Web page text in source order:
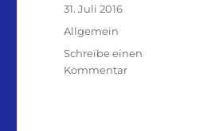
Veröffentlicht
am
31. Juli 2016
Kategorien
Allgemein
Schreibe einen
Kommentarzu